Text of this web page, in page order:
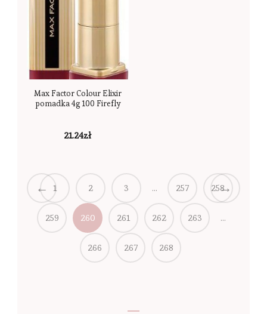
Max Factor Colour Elixir
pomadka 4g 100 Firefly
21.24zł
← 1 2 3 … 257 258
259 260 261 262 263 …
266 267 268
→